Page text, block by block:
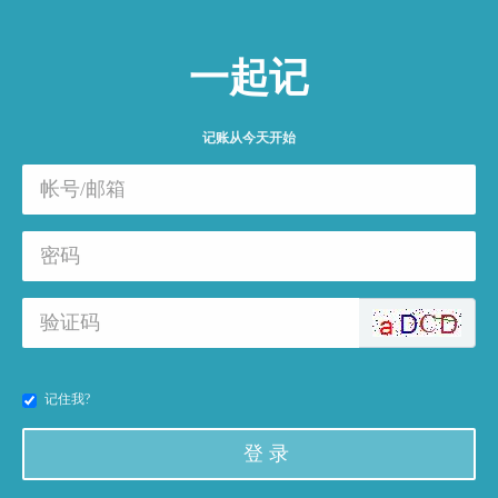
一起记
记账从今天开始
记住我?
登 录